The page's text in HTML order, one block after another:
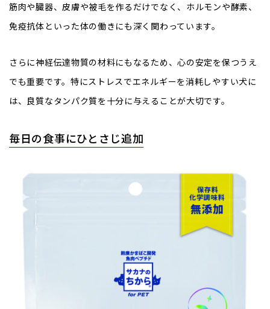
筋肉や臓器、皮膚や被毛を作るだけでなく、ホルモンや酵素、
免疫抗体といった体の働きにも深く関わっています。
さらに神経伝達物質の材料にもなるため、心の安定を保つうえ
でも重要です。特にストレスでエネルギーを消耗しやすい犬に
は、良質なタンパク質を十分に与えることが大切です。
毎日の食事にひとさじ追加